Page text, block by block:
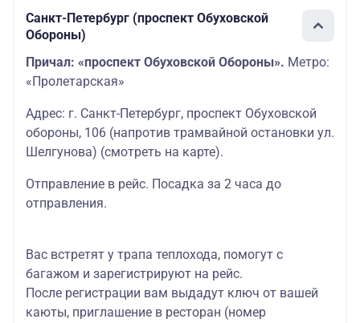
Санкт-Петербург (проспект Обуховской
Обороны)
Причал: «проспект Обуховской Обороны». Метро:
«Пролетарская»
Адрес: г. Санкт-Петербург, проспект Обуховской
обороны, 106 (напротив трамвайной остановки ул.
Шелгунова) (смотреть на карте).
Отправление в рейс. Посадка за 2 часа до
отправления.
Вас встретят у трапа теплохода, помогут с
багажом и зарегистрируют на рейс.
После регистрации вам выдадут ключ от вашей
каюты, приглашение в ресторан (номер